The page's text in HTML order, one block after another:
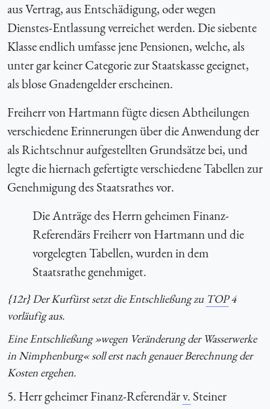
aus Vertrag, aus Entschädigung, oder wegen
Dienstes-Entlassung verreichet werden. Die siebente
Klasse endlich umfasse jene Pensionen, welche, als
unter gar keiner Categorie zur Staatskasse geeignet,
als blose Gnadengelder erscheinen.
Freiherr von Hartmann fügte diesen Abtheilungen
verschiedene Erinnerungen über die Anwendung der
als Richtschnur aufgestellten Grundsätze bei, und
legte die hiernach gefertigte verschiedene Tabellen zur
Genehmigung des Staatsrathes vor.
Die Anträge des Herrn geheimen Finanz-
Referendärs Freiherr von Hartmann und die
vorgelegten Tabellen, wurden in dem
Staatsrathe genehmiget.
{12r} Der Kurfürst setzt die Entschließung zu TOP4
vorläufig aus.
Eine Entschließung »wegen Veränderung der Wasserwerke
in Nimphenburg« soll erst nach genauer Berechnung der
Kosten ergehen.
5. Herr geheimer Finanz-Referendärv.Steiner